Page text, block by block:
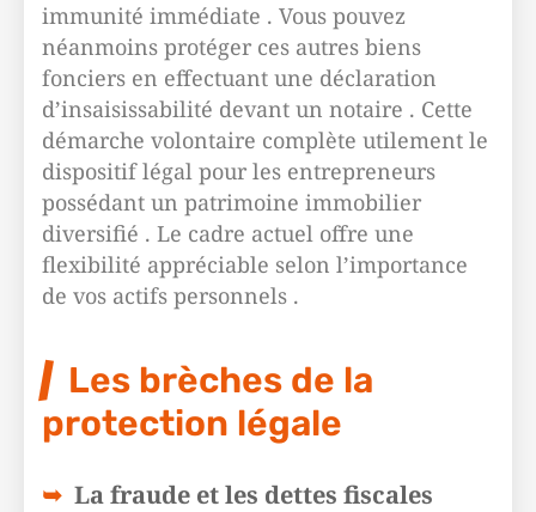
immunité immédiate . Vous pouvez
néanmoins protéger ces autres biens
fonciers en effectuant une déclaration
d’insaisissabilité devant un notaire . Cette
démarche volontaire complète utilement le
dispositif légal pour les entrepreneurs
possédant un patrimoine immobilier
diversifié . Le cadre actuel offre une
flexibilité appréciable selon l’importance
de vos actifs personnels .
Les brèches de la
protection légale
La fraude et les dettes fiscales